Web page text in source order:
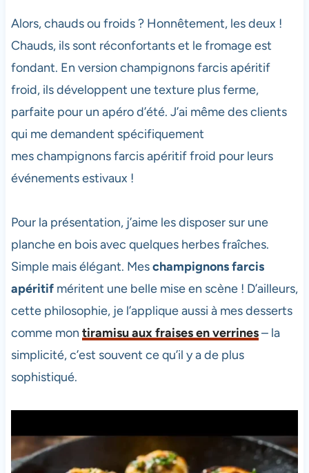
Alors, chauds ou froids ? Honnêtement, les deux !
Chauds, ils sont réconfortants et le fromage est
fondant. En version champignons farcis apéritif
froid, ils développent une texture plus ferme,
parfaite pour un apéro d’été. J’ai même des clients
qui me demandent spécifiquement
mes champignons farcis apéritif froid pour leurs
événements estivaux !
Pour la présentation, j’aime les disposer sur une
planche en bois avec quelques herbes fraîches.
Simple mais élégant. Meschampignons farcis
apéritifméritent une belle mise en scène ! D’ailleurs,
cette philosophie, je l’applique aussi à mes desserts
comme mon tiramisu aux fraises en verrines– la
simplicité, c’est souvent ce qu’il y a de plus
sophistiqué.